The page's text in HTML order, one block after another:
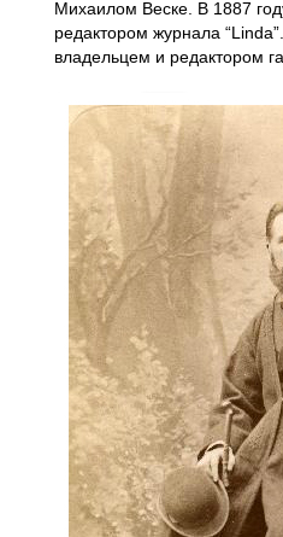
Михаилом Веске. В 1887
редактором журнала
владельцем и редактором